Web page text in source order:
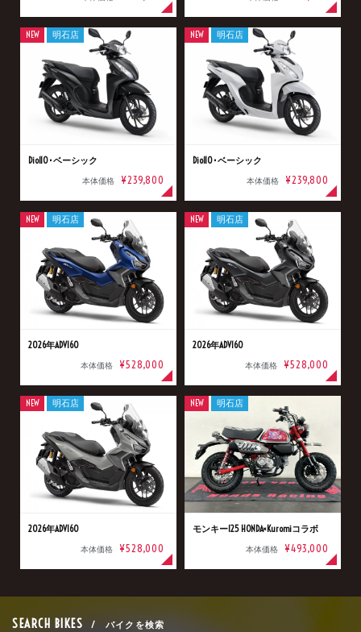
Dio110･ベーシック
本体価格 ¥239,800
NEW 明石店
Dio110･ベーシック
本体価格 ¥239,800
NEW 明石店
2026年ADV160
本体価格 ¥528,000
NEW 明石店
2026年ADV160
本体価格 ¥528,000
NEW 明石店
2026年ADV160
本体価格 ¥528,000
NEW 明石店
モンキー125 HONDA×Kuromiコラボ
本体価格 ¥493,000
NEW 明石店
SEARCH BIKES / バイクを検索